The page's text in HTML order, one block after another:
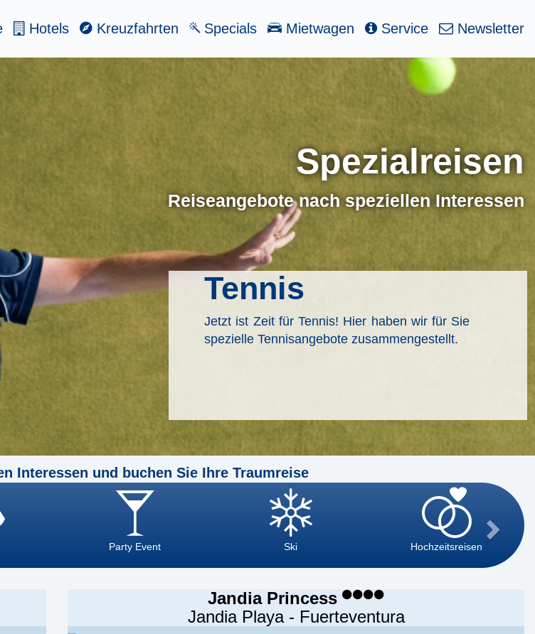
Hotels Kreuzfahrten Specials Mietwagen Service Newsletter
Spezialreisen
Reiseangebote nach speziellen Interessen
Tennis
Jetzt ist Zeit für Tennis! Hier haben wir für Sie
spezielle Tennisangebote zusammengestellt.
Interessen und buchen Sie Ihre Traumreise
Party Event Ski Hochzeitsreisen
Jandia Princess
Jandia Playa - Fuerteventura